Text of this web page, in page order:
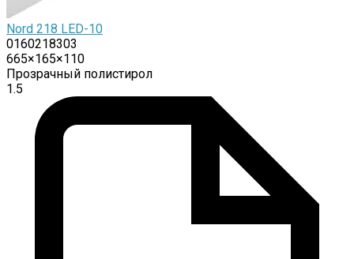
Nord 218 LED-10
0160218303
665×165×110
Прозрачный полистирол
1.5